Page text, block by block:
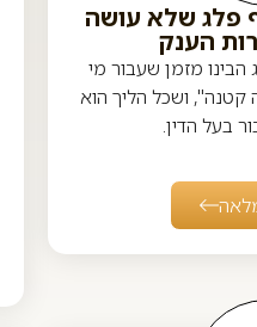
פלג שלא עושה
הענק
מזמן שעבור מי
קטנה", ושכל הליך הוא
בעל הדין.